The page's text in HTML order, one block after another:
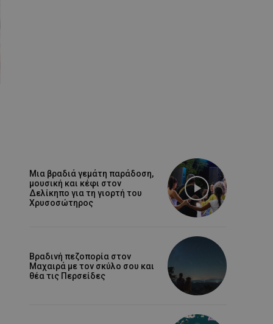
Μια βραδιά γεμάτη παράδοση,
μουσική και κέφι στον
Δελίκηπο για τη γιορτή του
Χρυσοσώτηρος
Βραδινή πεζοπορία στον
Μαχαιρά με τον σκύλο σου και
θέα τις Περσείδες